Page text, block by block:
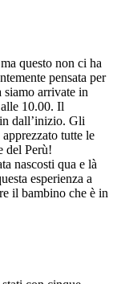
questo non ci ha
pensata per
arrivate in
10.00. Il
dall’inizio. Gli
apprezzato tutte le
del Perù!
nascosti qua e là
esperienza a
il bambino che è in